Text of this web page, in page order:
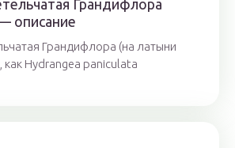
Грандифлора
описание
Грандифлора (на латыни
как Hydrangea paniculata